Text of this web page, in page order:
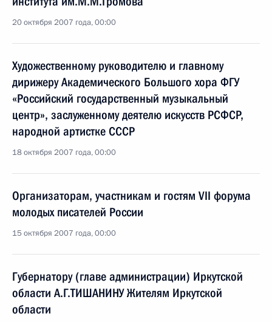
20 октября 2007 года, 00:00
Художественному руководителю и главному
дирижеру Академического Большого хора ФГУ
«Российский государственный музыкальный
центр», заслуженному деятелю искусств РСФСР,
народной артистке СССР
18 октября 2007 года, 00:00
Организаторам, участникам и гостям VII форума
молодых писателей России
15 октября 2007 года, 00:00
Губернатору (главе администрации) Иркутской
области А.Г.ТИШАНИНУ Жителям Иркутской
области